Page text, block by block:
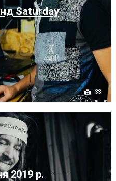
Saturday
33
2019 р.